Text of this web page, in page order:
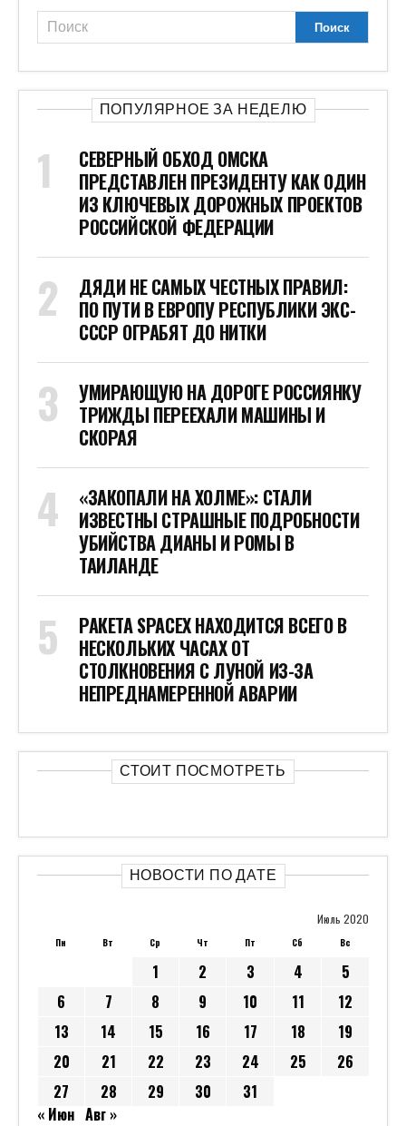
ПОПУЛЯРНОЕ ЗА НЕДЕЛЮ
СЕВЕРНЫЙ ОБХОД ОМСКА
ПРЕДСТАВЛЕН ПРЕЗИДЕНТУ КАК ОДИН
ИЗ КЛЮЧЕВЫХ ДОРОЖНЫХ ПРОЕКТОВ
РОССИЙСКОЙ ФЕДЕРАЦИИ
ДЯДИ НЕ САМЫХ ЧЕСТНЫХ ПРАВИЛ:
ПО ПУТИ В ЕВРОПУ РЕСПУБЛИКИ ЭКС-
СССР ОГРАБЯТ ДО НИТКИ
УМИРАЮЩУЮ НА ДОРОГЕ РОССИЯНКУ
ТРИЖДЫ ПЕРЕЕХАЛИ МАШИНЫ И
СКОРАЯ
«ЗАКОПАЛИ НА ХОЛМЕ»: СТАЛИ
ИЗВЕСТНЫ СТРАШНЫЕ ПОДРОБНОСТИ
УБИЙСТВА ДИАНЫ И РОМЫ В
ТАИЛАНДЕ
РАКЕТА SPACEX НАХОДИТСЯ ВСЕГО В
НЕСКОЛЬКИХ ЧАСАХ ОТ
СТОЛКНОВЕНИЯ С ЛУНОЙ ИЗ-ЗА
НЕПРЕДНАМЕРЕННОЙ АВАРИИ
СТОИТ ПОСМОТРЕТЬ
НОВОСТИ ПО ДАТЕ
Июль 2020
Пн Вт Ср Чт Пт Сб Вс
1 2 3 4
5
6
7 8 9 10 11
12
13
14 15 16 17 18
19
20
21 22 23 24 25
26
27
28 29 30
31
« Июн Авг »